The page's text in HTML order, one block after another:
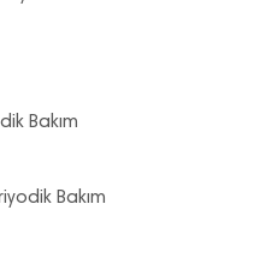
Bakım
Bakım